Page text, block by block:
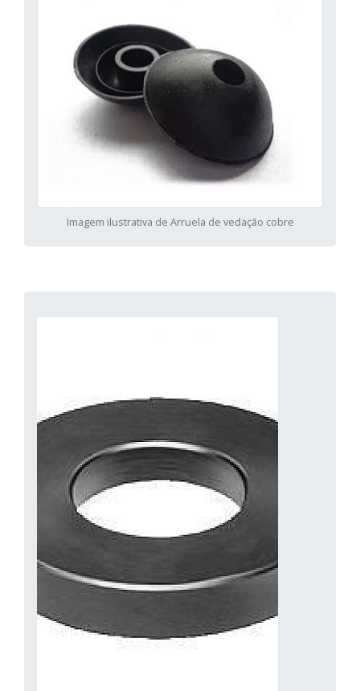
Imagem ilustrativa de Arruela de vedação cobre